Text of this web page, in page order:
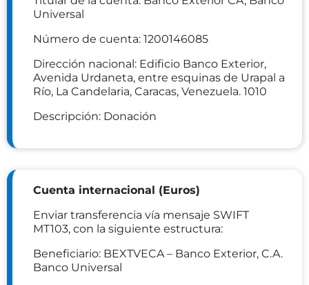
Universal
Número de cuenta: 1200146085
Dirección nacional: Edificio Banco Exterior,
Avenida Urdaneta, entre esquinas de Urapal a
Río, La Candelaria, Caracas, Venezuela. 1010
Descripción: Donación
Cuenta internacional (Euros)
Enviar transferencia vía mensaje SWIFT
MT103, con la siguiente estructura:
Beneficiario: BEXTVECA – Banco Exterior, C.A.
Banco Universal